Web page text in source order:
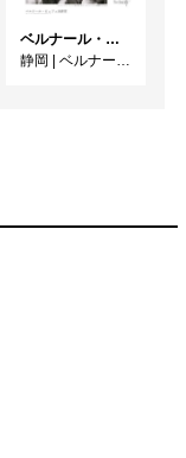
ベルナール・ビュフェと写真 ーカメラがとらえたビュフェとその時代、そして21 世紀へ
静岡
ベルナール・ビュフェ美術館